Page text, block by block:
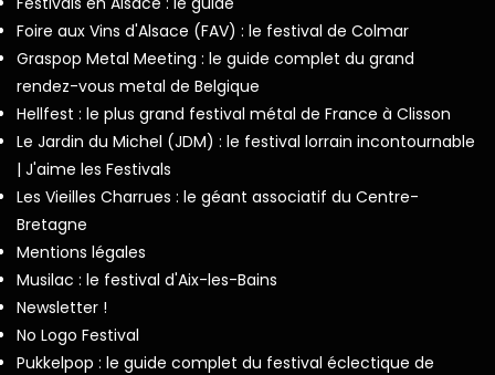
Foire aux Vins d'Alsace (FAV) : le festival de Colmar
Graspop Metal Meeting : le guide complet du grand
rendez-vous metal de Belgique
Hellfest : le plus grand festival métal de France à Clisson
Le Jardin du Michel (JDM) : le festival lorrain incontournable
| J'aime les Festivals
Les Vieilles Charrues : le géant associatif du Centre-
Bretagne
Mentions légales
Musilac : le festival d'Aix-les-Bains
Newsletter !
No Logo Festival
Pukkelpop : le guide complet du festival éclectique de